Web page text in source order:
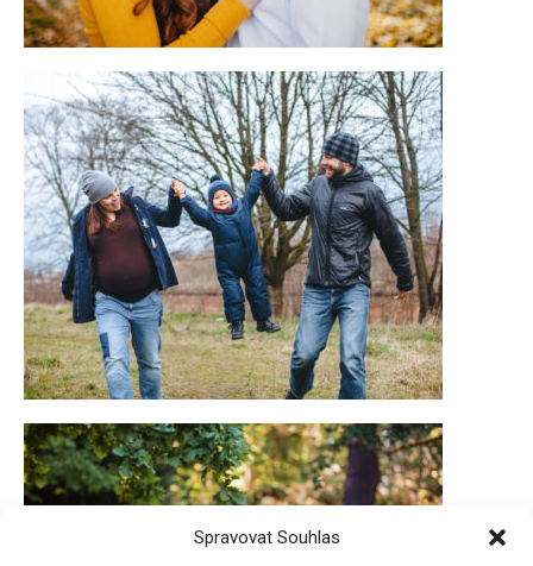
Spravovat Souhlas